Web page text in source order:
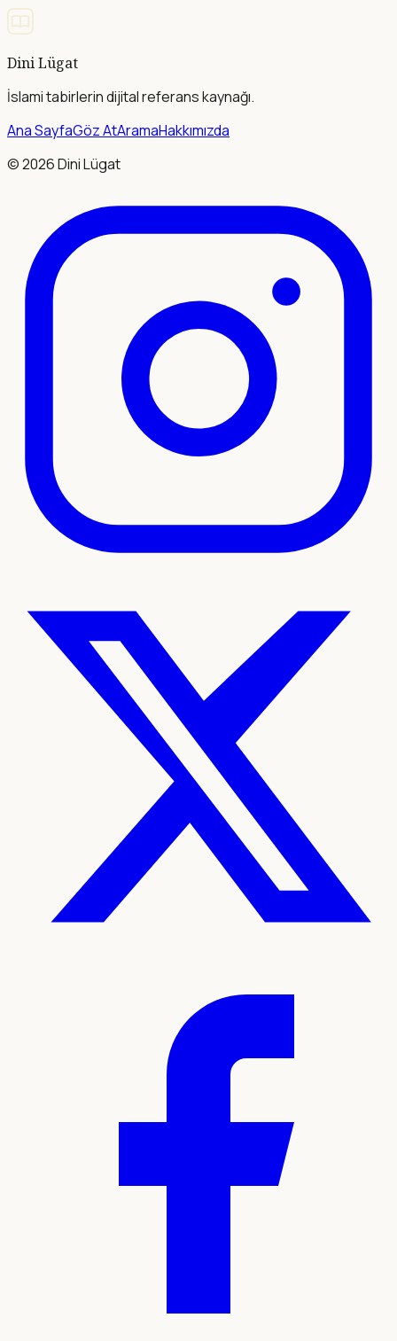
Dini Lügat
İslami tabirlerin dijital referans kaynağı.
Ana SayfaGöz AtAramaHakkımızda
©2026Dini Lügat